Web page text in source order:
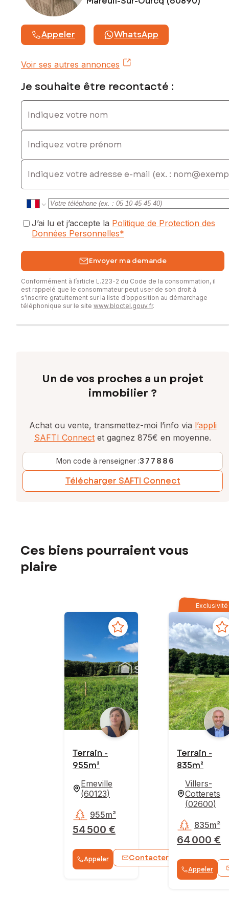
exposé sont disponibles sur le site Géorisques :
www.georisques.gouv.fr
Prix de vente : 58 500 €
Honoraires charge vendeur
Contactez votre conseiller SAFTI : Yann PIVERT, Tél. :
commercial immatriculé au RSAC de COMPIEGNE sous le
numéro 492079116
Appeler WhatsApp
Voir ses autres annonces
Je souhaite être recontacté :
Indiquez votre nom
Indiquez votre prénom
E-mail
J’ai lu et j’accepte la Politique de Protection des
Données Personnelles*
Envoyer ma demande
Conformément à l’article L.223-2 du Code de la consommation, il
est rappelé que le consommateur peut user de son droit à
s’inscrire gratuitement sur la liste d’opposition au démarchage
téléphonique sur le site www.bloctel.gouv.fr.
Un de vos proches a un projet
immobilier ?
Achat ou vente, transmettez-moi l’info via l’appli
SAFTI Connect et gagnez 875€ en moyenne.
Mon code à renseigner :377886
Télécharger SAFTI Connect
Ces biens pourraient vous
plaire
Terrain -
955m²
Emeville
(60123)
54 500 €
955m²
Appeler Contacter WhatsApp
Exclusivité
Terrain -
835m²
Villers-
Cotterets
(02600)
64 000 €
835m²
Appeler